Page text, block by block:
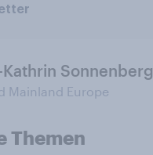
Sonnenberg
Mainland Europe
Themen